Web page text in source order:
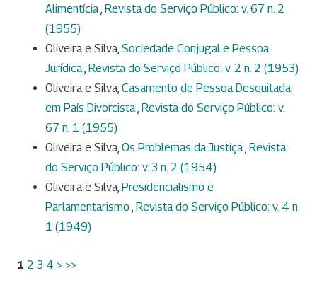
Alimentícia, Revista do Serviço Público: v. 67 n. 2
(1955)
Oliveira e Silva, Sociedade Conjugal e Pessoa
Jurídica, Revista do Serviço Público: v. 2 n. 2 (1953)
Oliveira e Silva, Casamento de Pessoa Desquitada
em País Divorcista, Revista do Serviço Público: v.
67 n. 1 (1955)
Oliveira e Silva, Os Problemas da Justiça, Revista
do Serviço Público: v. 3 n. 2 (1954)
Oliveira e Silva, Presidencialismo e
Parlamentarismo , Revista do Serviço Público: v. 4 n.
1 (1949)
1 2 3 4 > >>